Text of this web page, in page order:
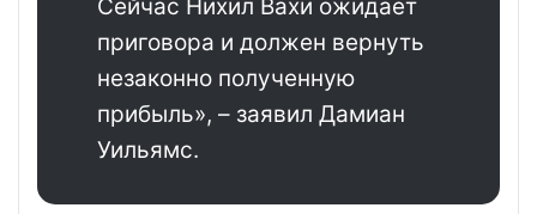
Сейчас Нихил Вахи ожидает
приговора и должен вернуть
незаконно полученную
прибыль», – заявил Дамиан
Уильямс.